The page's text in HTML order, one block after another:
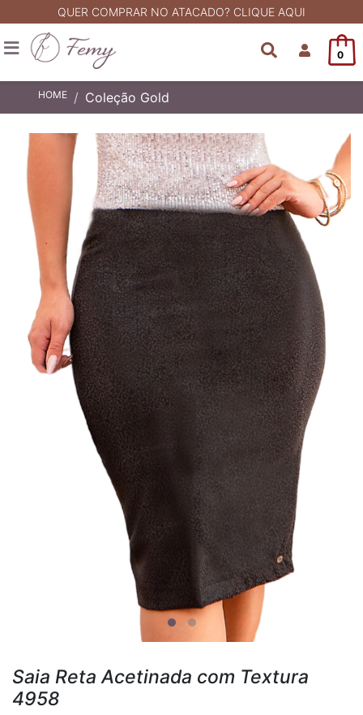
QUER COMPRAR NO ATACADO? CLIQUE AQUI
0
HOME Coleção Gold
Saia Reta Acetinada com Textura
4958